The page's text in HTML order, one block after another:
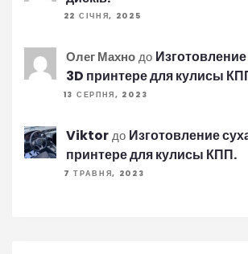
22 СІЧНЯ, 2025
Олег Махнодо
3D принтере для кулисы
13 СЕРПНЯ, 2023
Viktorдо Изготовление
принтере для кулисы КПП.
7 ТРАВНЯ, 2023